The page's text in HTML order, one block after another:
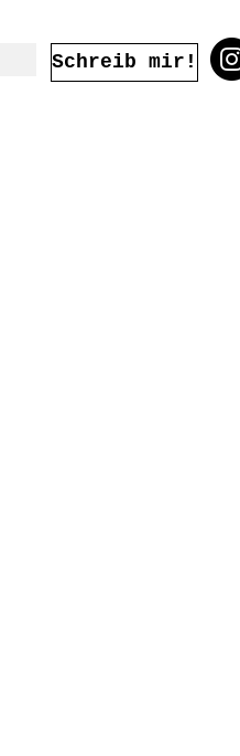
Schreib mir!